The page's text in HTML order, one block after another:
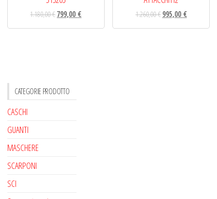
1.180,00€799,00 € 1.260,00€ 995,00 €
CATEGORIE PRODOTTO
CASCHI
GUANTI
MASCHERE
SCARPONI
SCI